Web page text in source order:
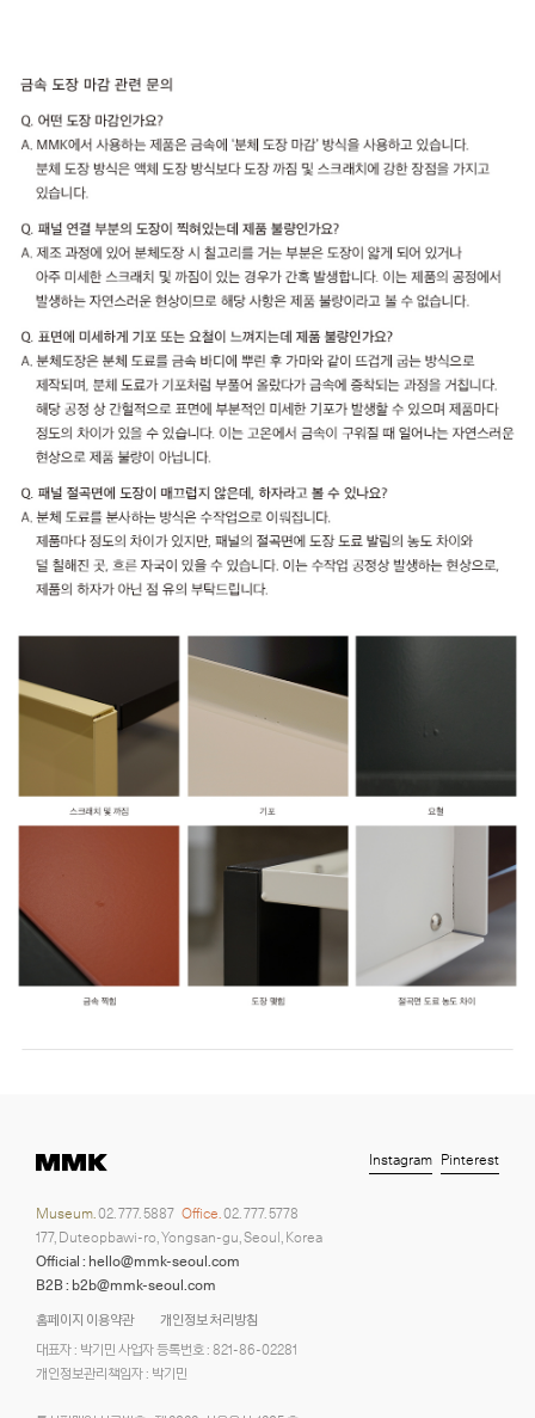
홈페이지 이용약관
개인정보 처리방침
대표자 : 박기민 사업자 등록번호 : 821-86-02281
개인정보관리책임자 : 박기민
Museum.02. 777. 5887 Office.02. 777. 5778
177, Duteopbawi-ro, Yongsan-gu, Seoul, Korea
Official : hello@mmk-seoul.com
B2B : b2b@mmk-seoul.com
Instagram Pinterest